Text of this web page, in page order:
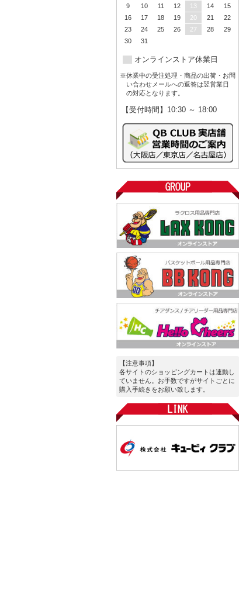
9
10 11 12 13 14
15
16
17 18 19 20 21
22
23
24 25 26 27 28
29
30
31
オンラインストア休業日
※休業中の受注処理・商品の出荷・お問
い合わせメールへの返答は翌営業日
の対応となります。
【受付時間】10:30 ～ 18:00
【注意事項】
各サイトのショッピングカートは連動し
ていません。お手数ですがサイトごとに
購入手続きをお願い致します。